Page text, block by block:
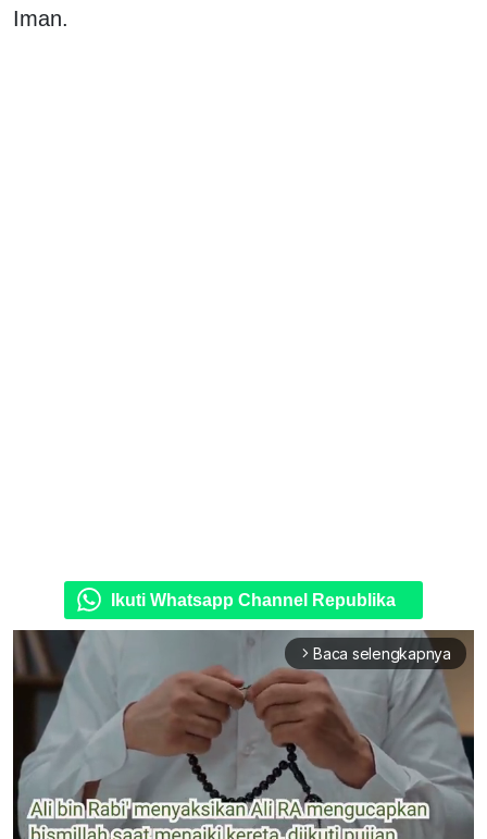
Iman.
Ikuti Whatsapp Channel Republika
arrow_forward_ios Baca selengkapnya